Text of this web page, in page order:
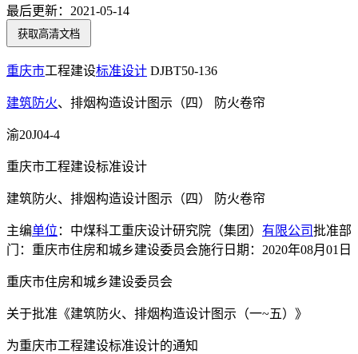
最后更新： 2021-05-14
获取高清文档
重庆市工程建设标准设计 DJBT50-136
建筑防火、排烟构造设计图示（四） 防火卷帘
渝20J04-4
重庆市工程建设标准设计
建筑防火、排烟构造设计图示（四） 防火卷帘
主编单位 ：中煤科工重庆设计研究院（集团） 有限公司批准部
门：重庆市住房和城乡建设委员会施行日期：2020年08月01日
重庆市住房和城乡建设委员会
关于批准《建筑防火、排烟构造设计图示（一~五）》
为重庆市工程建设标准设计的通知